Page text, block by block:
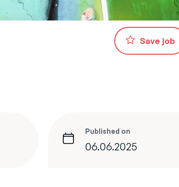
Save job
Published on
06.06.2025